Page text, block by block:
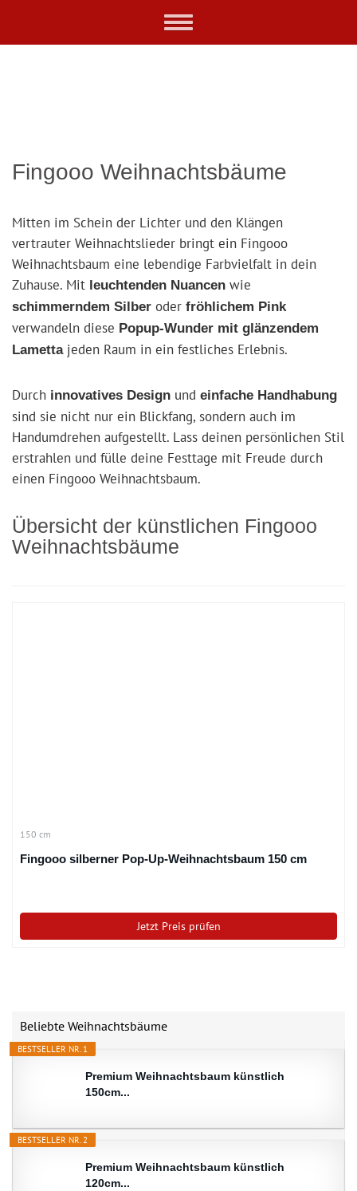
Toggle
Fingooo Weihnachtsbäume
Mitten im Schein der Lichter und den Klängen
vertrauter Weihnachtslieder bringt ein Fingooo
Weihnachtsbaum eine lebendige Farbvielfalt in dein
Zuhause. Mit leuchtenden Nuancen wie
schimmerndem Silber oder fröhlichem Pink
verwandeln diese Popup-Wunder mit glänzendem
Lamettajeden Raum in ein festliches Erlebnis.
Durch innovatives Design und einfache Handhabung
sind sie nicht nur ein Blickfang, sondern auch im
Handumdrehen aufgestellt. Lass deinen persönlichen Stil
erstrahlen und fülle deine Festtage mit Freude durch
einen Fingooo Weihnachtsbaum.
Übersicht der künstlichen Fingooo
Weihnachtsbäume
150 cm
Fingooo silberner Pop-Up-Weihnachtsbaum 150 cm
Jetzt Preis prüfen
Beliebte Weihnachtsbäume
BESTSELLER NR. 1
Premium Weihnachtsbaum künstlich
150cm...
BESTSELLER NR. 2
Premium Weihnachtsbaum künstlich
120cm...